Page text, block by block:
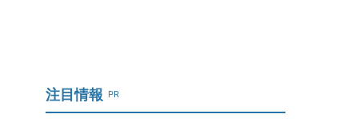
注目情報 PR